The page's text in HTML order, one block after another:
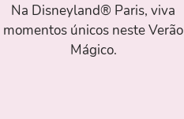
Na Disneyland® Paris, viva
momentos únicos neste Verão
Mágico.